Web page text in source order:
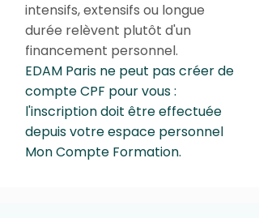
intensifs, extensifs ou longue
durée relèvent plutôt d'un
financement personnel.
EDAM Paris ne peut pas créer de
compte CPF pour vous :
l'inscription doit être effectuée
depuis votre espace personnel
Mon Compte Formation.